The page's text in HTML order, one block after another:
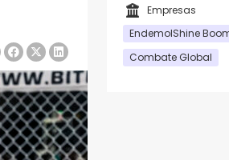
Empresas
EndemolShine
Combate Global